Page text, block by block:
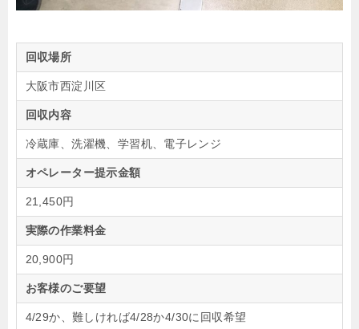
回収場所
大阪市西淀川区
回収内容
冷蔵庫、洗濯機、学習机、電子レンジ
オペレーター提示金額
21,450円
実際の作業料金
20,900円
お客様のご要望
4/29か、難しければ4/28か4/30に回収希望